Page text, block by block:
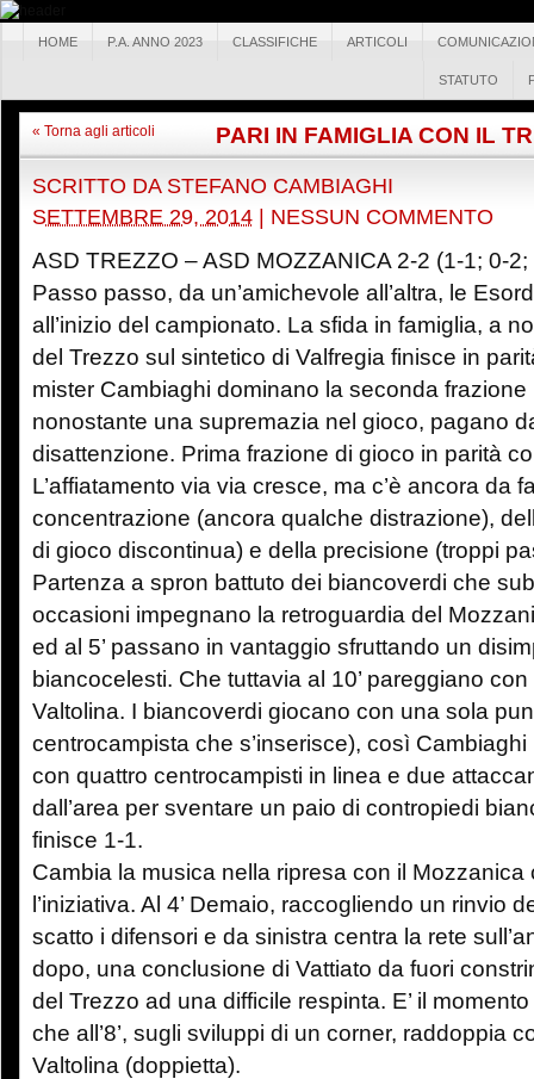
HOME P.A. ANNO 2023 CLASSIFICHE ARTICOLI
STATUTO
« Torna agli articoli PARI IN FAMIGLIA CON IL
SCRITTO DA STEFANO CAMBIAGHI
SETTEMBRE 29, 2014
NESSUN COMMENTO
ASD TREZZO – ASD MOZZANICA 2-2 (1-1; 0-2;
Passo passo, da un’amichevole all’altra, le
all’inizio del campionato. La sfida in famiglia, a
del Trezzo sul sintetico di Valfregia finisce in
mister Cambiaghi dominano la seconda frazione
nonostante una supremazia nel gioco, pagano
disattenzione. Prima frazione di gioco in parità
L’affiatamento via via cresce, ma c’è ancora da
concentrazione (ancora qualche distrazione),
di gioco discontinua) e della precisione (troppi
Partenza a spron battuto dei biancoverdi che
occasioni impegnano la retroguardia del
ed al 5’ passano in vantaggio sfruttando un
biancocelesti. Che tuttavia al 10’ pareggiano
Valtolina. I biancoverdi giocano con una sola
centrocampista che s’inserisce), così
con quattro centrocampisti in linea e due
dall’area per sventare un paio di contropiedi
finisce 1-1.
Cambia la musica nella ripresa con il
l’iniziativa. Al 4’ Demaio, raccogliendo un rinvio
scatto i difensori e da sinistra centra la rete
dopo, una conclusione di Vattiato da fuori
del Trezzo ad una difficile respinta. E’ il
che all’8’, sugli sviluppi di un corner, raddoppia
Valtolina (doppietta).